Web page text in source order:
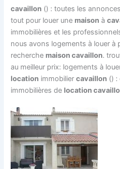
cavaillon () : toutes les
tout pour louer une maison à
immobilières et les
nous avons logements à louer à
recherche maison cavaillon.
au meilleur prix: logements à
location immobiliercavaillon () :
immobilières de location